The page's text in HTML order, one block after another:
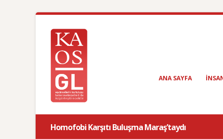
ANA SAYFA
Homofobi Karşıtı Buluşma Maraş’taydı